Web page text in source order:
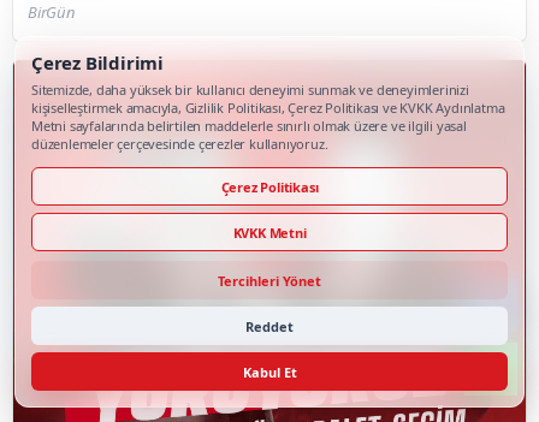
BirGün
Çerez Bildirimi
Sitemizde, daha yüksek bir kullanıcı deneyimi sunmak ve deneyimlerinizi
kişiselleştirmek amacıyla, Gizlilik Politikası, Çerez Politikası ve KVKK Aydınlatma
Metni sayfalarında belirtilen maddelerle sınırlı olmak üzere ve ilgili yasal
düzenlemeler çerçevesinde çerezler kullanıyoruz.
Çerez Politikası
KVKK Metni
Tercihleri Yönet
Reddet
Kabul Et